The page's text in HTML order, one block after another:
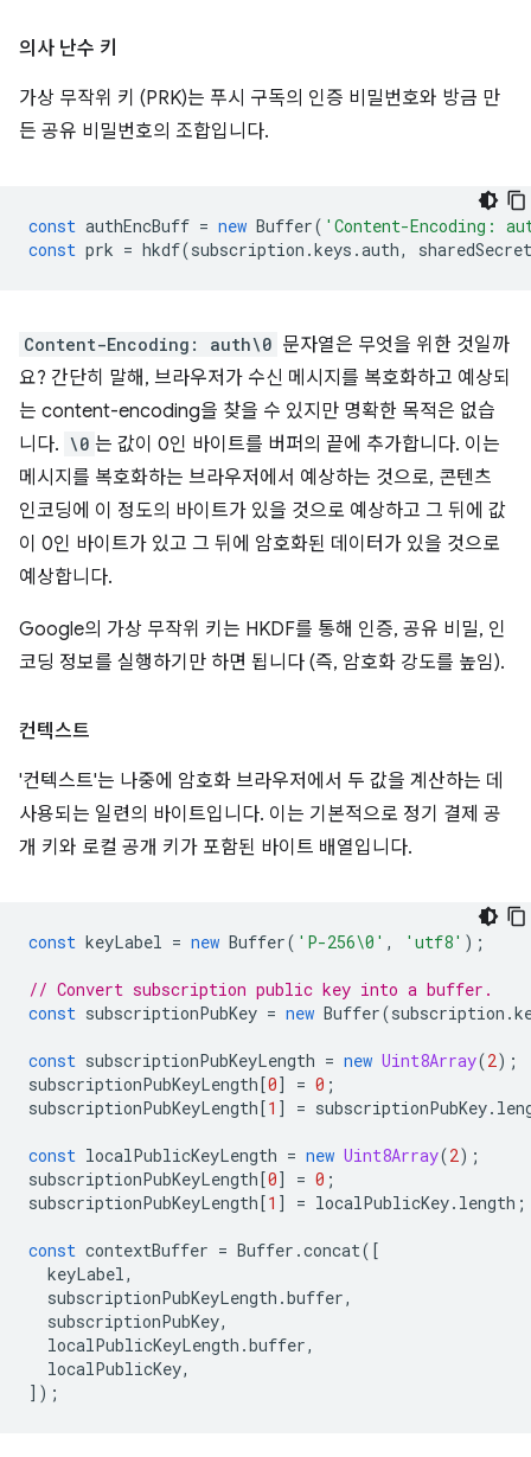
의사 난수 키
가상 무작위 키 (PRK)는 푸시 구독의 인증 비밀번호와 방금 만
든 공유 비밀번호의 조합입니다.
const authEncBuff = new Buffer( 'Content-Encoding:
const prk = hkdf(subscription .keys .auth, sharedSecret
Content-Encoding: auth\0 문자열은 무엇을 위한 것일까
요? 간단히 말해, 브라우저가 수신 메시지를 복호화하고 예상되
는 content-encoding을 찾을 수 있지만 명확한 목적은 없습
니다. \0 는 값이 0인 바이트를 버퍼의 끝에 추가합니다. 이는
메시지를 복호화하는 브라우저에서 예상하는 것으로, 콘텐츠
인코딩에 이 정도의 바이트가 있을 것으로 예상하고 그 뒤에 값
이 0인 바이트가 있고 그 뒤에 암호화된 데이터가 있을 것으로
예상합니다.
Google의 가상 무작위 키는 HKDF를 통해 인증, 공유 비밀, 인
코딩 정보를 실행하기만 하면 됩니다 (즉, 암호화 강도를 높임).
컨텍스트
'컨텍스트'는 나중에 암호화 브라우저에서 두 값을 계산하는 데
사용되는 일련의 바이트입니다. 이는 기본적으로 정기 결제 공
개 키와 로컬 공개 키가 포함된 바이트 배열입니다.
const keyLabel = new Buffer( 'P-256\0' , 'utf8' );
// Convert subscription public key into a buffer.
const subscriptionPubKey = new Buffer(subscription .
const subscriptionPubKeyLength = new Uint8Array(2);
subscriptionPubKeyLength [0] = 0 ;
subscriptionPubKeyLength [1 ] = subscriptionPubKey.
const localPublicKeyLength = new Uint8Array(2);
subscriptionPubKeyLength [0] = 0 ;
subscriptionPubKeyLength [1 ] = localPublicKey. length ;
const contextBuffer = Buffer .concat([
keyLabel,
subscriptionPubKeyLength .buffer,
subscriptionPubKey,
localPublicKeyLength .buffer,
localPublicKey,
]);